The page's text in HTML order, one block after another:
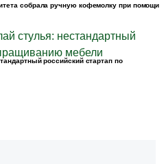
собрала ручную кофемолку при помощи
российский стартап по